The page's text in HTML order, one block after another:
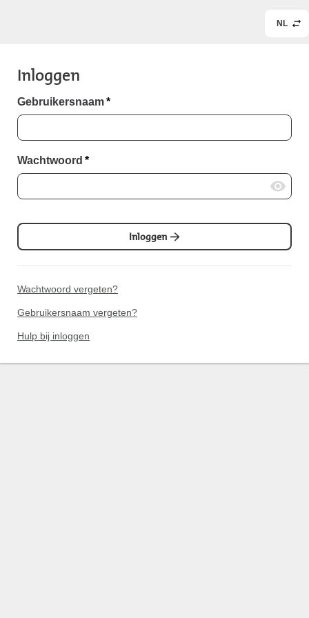
NL
Inloggen
Gebruikersnaam*
Wachtwoord *
Inloggen
Wachtwoord vergeten?
Gebruikersnaam vergeten?
Hulp bij inloggen